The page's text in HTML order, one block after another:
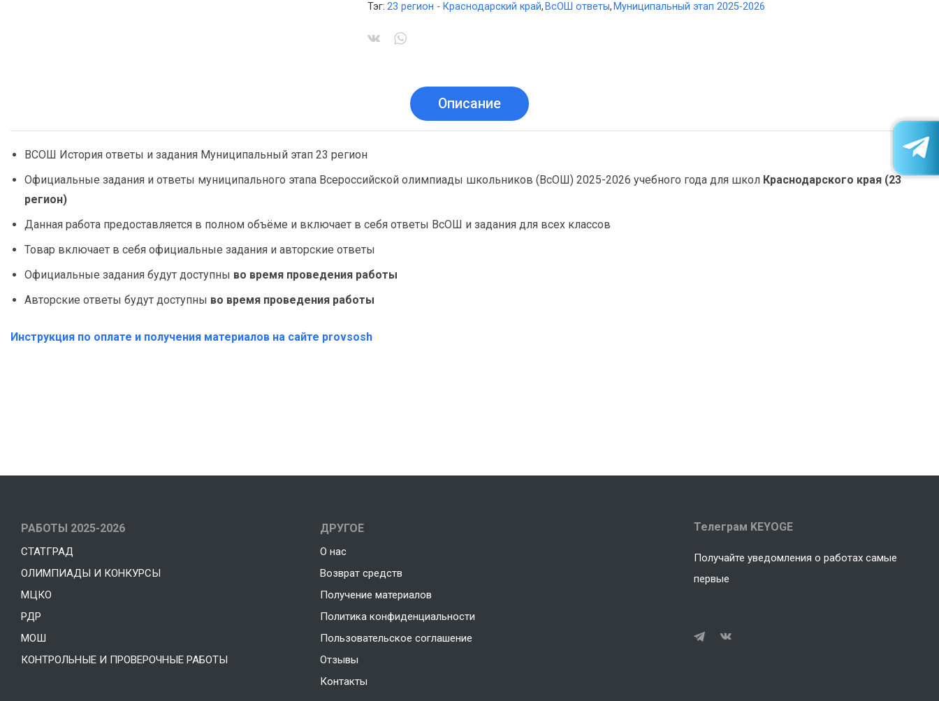
Тэг: 23 регион - Краснодарский край, ВсОШ ответы, Муниципальный этап 2025-2026
Описание
ВСОШ История ответы и задания Муниципальный этап 23 регион
Официальные задания и ответы муниципального этапа Всероссийской олимпиады школьников (ВсОШ) 2025-2026 учебного года для школ Краснодарского края (23
регион)
Данная работа предоставляется в полном объёме и включает в себя ответы ВсОШ и задания для всех классов
Товар включает в себя официальные задания и авторские ответы
Официальные задания будут доступны во время проведения работы
Авторские ответы будут доступны во время проведения работы
Инструкция по оплате и получения материалов на сайте provsosh
РАБОТЫ 2025-2026
СТАТГРАД
ОЛИМПИАДЫ И КОНКУРСЫ
МЦКО
РДР
МОШ
КОНТРОЛЬНЫЕ И ПРОВЕРОЧНЫЕ РАБОТЫ
ДРУГОЕ
О нас
Возврат средств
Получение материалов
Политика конфиденциальности
Пользовательское соглашение
Отзывы
Контакты
Телеграм KEYOGE
Получайте уведомления о работах самые
первые